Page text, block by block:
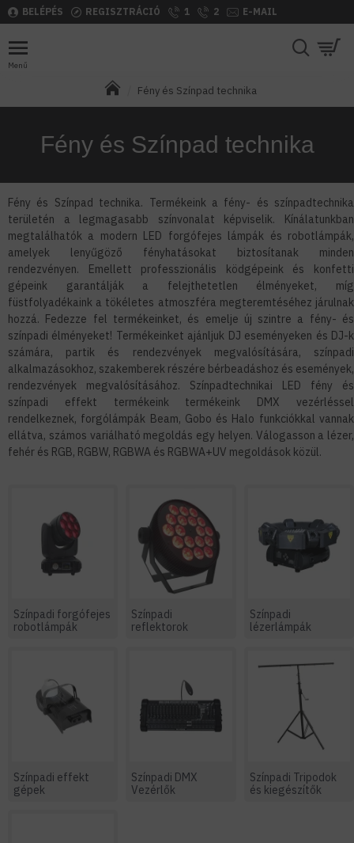
BELÉPÉS REGISZTRÁCIÓ 1 2 E-MAIL
Fény és Színpad technika
Fény és Színpad technika
Fény és Színpad technika. Termékeink a fény- és színpadtechnika
területén a legmagasabb színvonalat képviselik. Kínálatunkban
megtalálhatók a modern LED forgófejes lámpák és robotlámpák,
amelyek lenyűgöző fényhatásokat biztosítanak minden
rendezvényen. Emellett professzionális ködgépeink és konfetti
gépeink garantálják a felejthetetlen élményeket, míg
füstfolyadékaink a tökéletes atmoszféra megteremtéséhez járulnak
hozzá. Fedezze fel termékeinket, és emelje új szintre a fény- és
színpadi élményeket! Termékeinket ajánljuk DJ eseményeken és DJ-k
számára, partik és rendezvények megvalósítására, színpadi
alkalmazásokhoz, szakemberek részére bérbeadáshoz és események,
rendezvények megvalósításához. Színpadtechnikai LED fény és
színpadi effekt termékeink termékeink DMX vezérléssel
rendelkeznek, forgólámpák Beam, Gobo és Halo funkciókkal vannak
ellátva, számos variálható megoldás egy helyen. Válogasson a lézer,
fehér és RGB, RGBW, RGBWA és RGBWA+UV megoldások közül.
Színpadi forgófejes
robotlámpák
Színpadi
reflektorok
Színpadi
lézerlámpák
Színpadi effekt
gépek
Színpadi DMX
Vezérlők
Színpadi Tripodok
és kiegészítők